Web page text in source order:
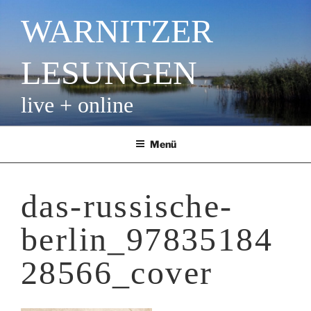
Inhalt
springenWARNITZER
LESUNGEN
live + online
Menü
das-russische-
berlin_97835184
28566_cover